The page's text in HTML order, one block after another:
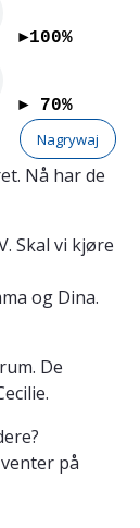
►100%
► 70%
Nagrywaj
Nå har de
Skal vi kjøre
og Dina.
De
på